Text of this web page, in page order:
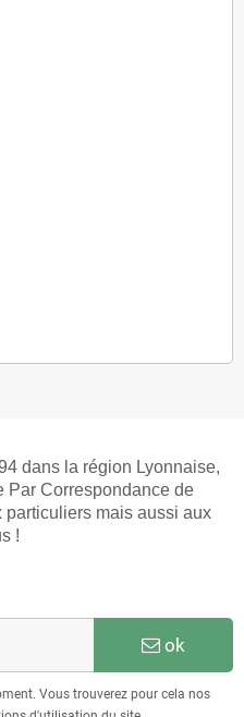
dans la région Lyonnaise,
Par Correspondance de
mais aussi aux
!
ok
Vous trouverez pour cela nos